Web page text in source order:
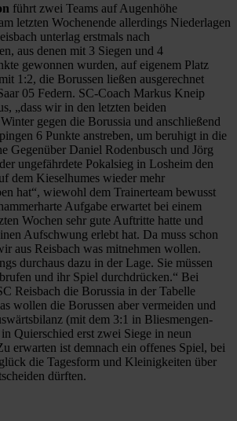
führt zwei Teams auf Augenhöhe
letzten Wochenende allerdings Niederlagen
unterlag erstmals nach
aus denen mit 3 Siegen und 4
gewonnen wurden, auf eigenem Platz
1:2, die Borussen ließen ausgerechnet
05 Federn. SC-Coach Markus Kneip
„dass wir in den letzten beiden
gegen die Borussia und anschließend
6 Punkte anstreben, um beruhigt in die
Gegenüber Daniel Rodenbusch und Jörg
ungefährdete Pokalsieg in Losheim den
dem Kieselhumes wieder mehr
hat“, wiewohl dem Trainerteam bewusst
Aufgabe erwartet bei einem
Wochen sehr gute Auftritte hatte und
Aufschwung erlebt hat. Da muss schon
aus Reisbach was mitnehmen wollen.
durchaus dazu in der Lage. Sie müssen
und ihr Spiel durchdrücken.“ Bei
Reisbach die Borussia in der Tabelle
wollen die Borussen aber vermeiden und
(mit dem 3:1 in Bliesmengen-
Quierschied erst zwei Siege in neun
erwarten ist demnach ein offenes Spiel, bei
die Tagesform und Kleinigkeiten über
dürften.